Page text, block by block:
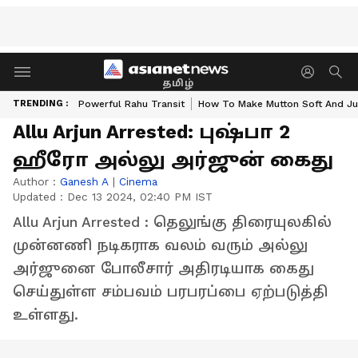
தமிழ்
TRENDING : Powerful Rahu Transit How To Make Mutton Soft And
Allu Arjun Arrested: புஷ்பா 2
ஹீரோ அல்லு அர்ஜுன் கைது
Author : Ganesh A | Cinema
Updated : Dec 13 2024, 02:40 PM IST
Allu Arjun Arrested : தெலுங்கு திரையுலகில்
முன்னணி நடிகராக வலம் வரும் அல்லு
அர்ஜுனை போலீசார் அதிரடியாக கைது
செய்துள்ள சம்பவம் பரபரப்பை ஏற்படுத்தி
உள்ளது.